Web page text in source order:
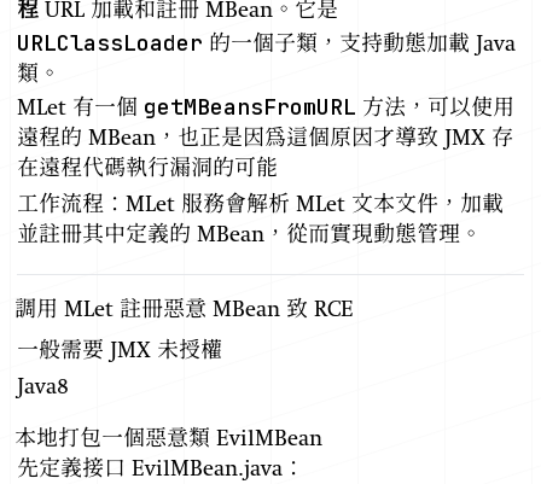
程 URL 加載和註冊 MBean。它是
URLClassLoader 的一個子類，支持動態加載 Java
類。
MLet 有一個 getMBeansFromURL 方法，可以使用
遠程的 MBean，也正是因為這個原因才導致 JMX 存
在遠程代碼執行漏洞的可能
工作流程：MLet 服務會解析 MLet 文本文件，加載
並註冊其中定義的 MBean，從而實現動態管理。
調用 MLet 註冊惡意 MBean 致 RCE
一般需要 JMX 未授權
Java8
本地打包一個惡意類 EvilMBean
先定義接口 EvilMBean.java：